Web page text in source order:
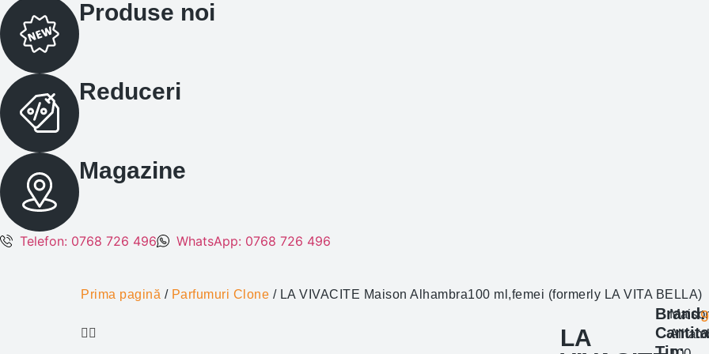
Produse noi
Reduceri
Magazine
Telefon: 0768 726 496 WhatsApp: 0768 726 496
Prima pagină / Parfumuri Clone / LA VIVACITE Maison Alhambra100 ml,femei (formerly LA VITA BELLA)
LA
Brand: